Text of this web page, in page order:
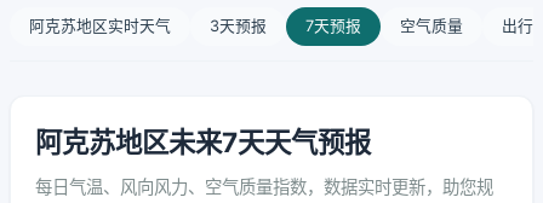
阿克苏地区实时天气 3天预报 7天预报 空气质量 出行
阿克苏地区未来7天天气预报
每日气温、风向风力、空气质量指数，数据实时更新，助您规